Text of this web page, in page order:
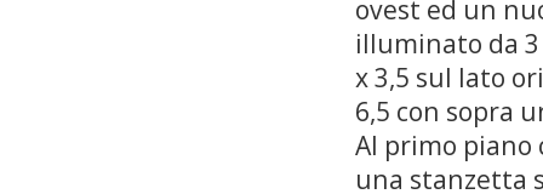
ovest ed un
illuminato da
x 3,5 sul lato
6,5 con sopra
Al primo piano
una stanzetta